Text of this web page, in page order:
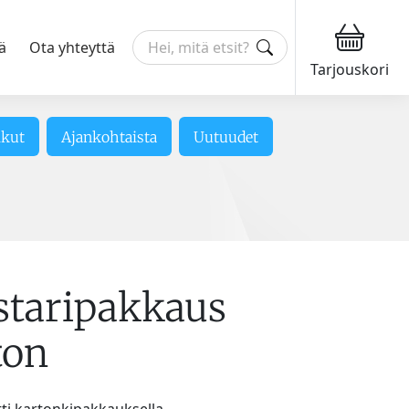
Ota yhteyttä
Tarjouskori
Ajankohtaista Uutuudet